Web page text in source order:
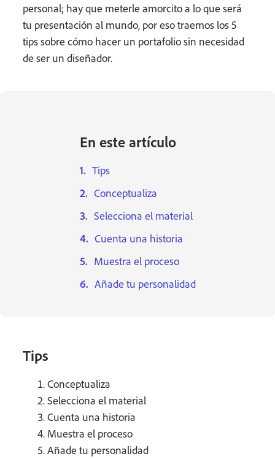
personal; hay que meterle amorcito a lo que será
tu presentación al mundo, por eso traemos los 5
tips sobre cómo hacer un portafolio sin necesidad
de ser un diseñador.
En este artículo
Tips
Conceptualiza
Selecciona el material
Cuenta una historia
Muestra el proceso
Añade tu personalidad
Tips
Conceptualiza
Selecciona el material
Cuenta una historia
Muestra el proceso
Añade tu personalidad